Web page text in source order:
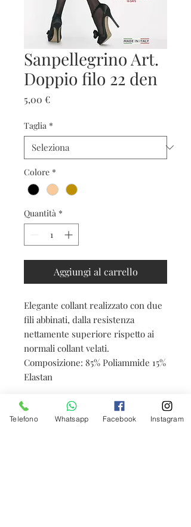
Sanpellegrino Art.
Doppio filo 22 den
5,00 €Prezzo
Taglia *
Colore *
Quantità *
Aggiungi al carrello
Elegante collant realizzato con due
fili abbinati, dalla resistenza
nettamente superiore rispetto ai
normali collant velati.
Composizione: 85% Poliammide 15%
Elastan
Telefono Whatsapp Facebook Instagram